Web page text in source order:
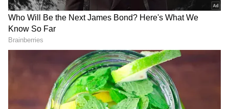
లబ్ది చేకూర్చామన్నారు. ఇక 2018లో కూడా లక్షలోపు
రుణమాఫీకి రూ. 19,198 కోట్లు, లబ్దిదారుల సంఖ్య సుమారు
37 లక్షలుగా వుందని కేటీఆర్ తెలిపారు. మరి ఇప్పుడు
కేవలం 11 లక్షలమందికే రుణమాఫీ అంటున్నారు? ఇదేంటని
కేటీఆర్ ప్రశ్నించారు.
గుజరాత్‌లో వింత ఘటన అలల్లా ఎగసి
పడుతున్న బావి నీళ్లు | Virparada village |
Gujarat mysterious well